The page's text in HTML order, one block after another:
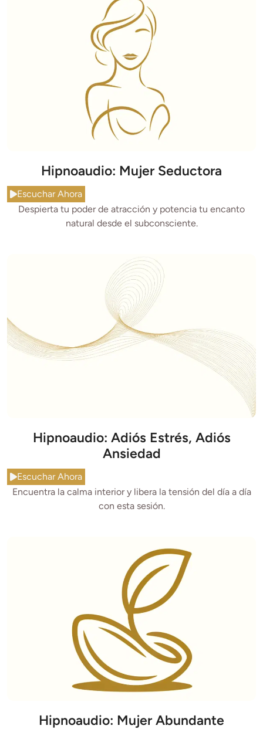
Hipnoaudio: Mujer Seductora
Escuchar Ahora
Despierta tu poder de atracción y potencia tu encanto
natural desde el subconsciente.
Hipnoaudio: Adiós Estrés, Adiós
Ansiedad
Escuchar Ahora
Encuentra la calma interior y libera la tensión del día a día
con esta sesión.
Hipnoaudio: Mujer Abundante